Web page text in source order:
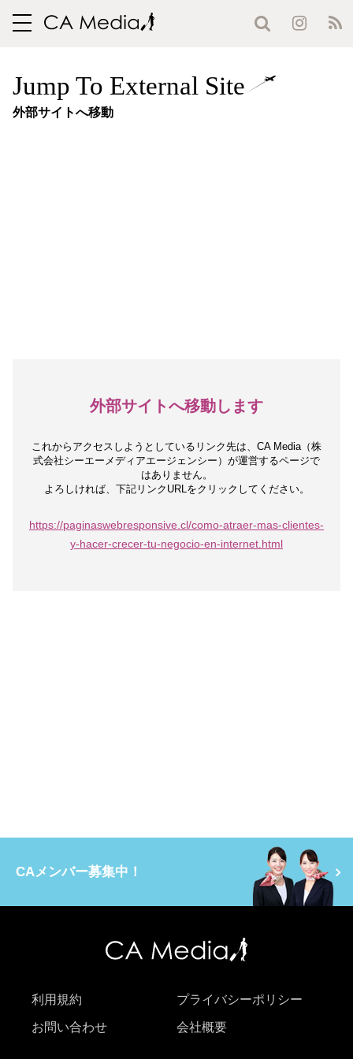
toggle
Jump To External Site
外部サイトへ移動
外部サイトへ移動します
これからアクセスしようとしているリンク先は、 CA Media（株
式会社シーエーメディアエージェンシー）が運営するページで
はありません。
よろしければ、下記リンクURLをクリックしてください。
https://paginaswebresponsive.cl/como-atraer-mas-clientes-
y-hacer-crecer-tu-negocio-en-internet.html
CAメンバー募集中！
利用規約 プライバシーポリシー
お問い合わせ 会社概要